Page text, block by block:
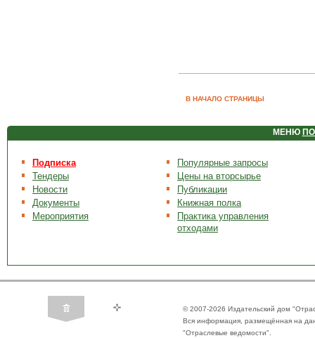
В НАЧАЛО СТРАНИЦЫ
МЕНЮ
Подписка
Тендеры
Новости
Документы
Мероприятия
Популярные запросы
Цены на вторсырье
Публикации
Книжная полка
Практика управления
отходами
© 2007-2026 Издательский дом
Вся информация, размещённая на
"Отраслевые ведомости".